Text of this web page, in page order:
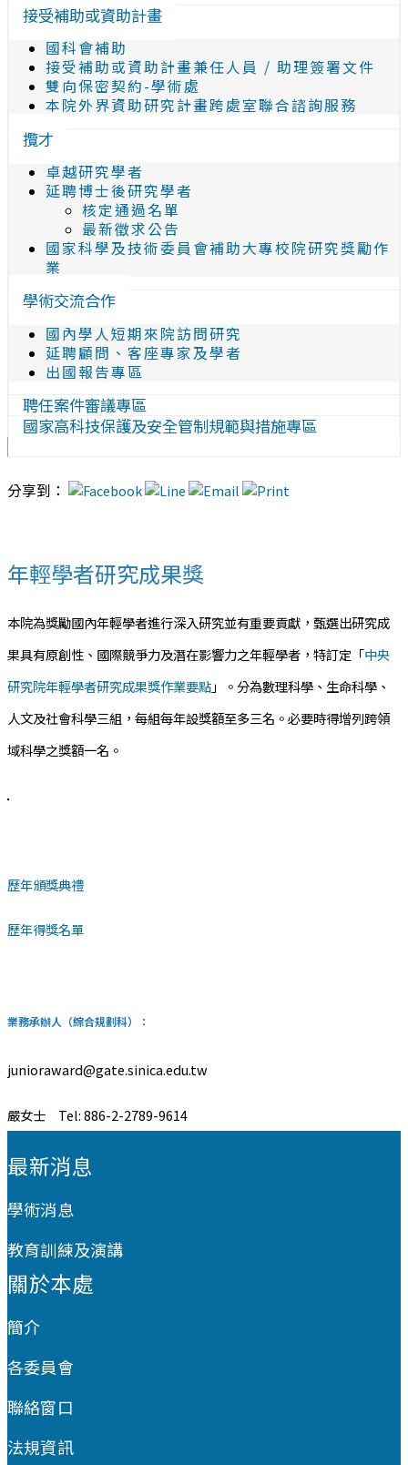
接受補助或資助計畫
國科會補助
接受補助或資助計畫兼任人員 / 助理簽署文件
雙向保密契約-學術處
本院外界資助研究計畫跨處室聯合諮詢服務
攬才
卓越研究學者
延聘博士後研究學者
核定通過名單
最新徵求公告
國家科學及技術委員會補助大專校院研究獎勵作
業
學術交流合作
國內學人短期來院訪問研究
延聘顧問、客座專家及學者
出國報告專區
聘任案件審議專區
國家高科技保護及安全管制規範與措施專區
分享到：
年輕學者研究成果獎
本院為獎勵國內年輕學者進行深入研究並有重要貢獻，甄選出研究成
果具有原創性、國際競爭力及潛在影響力之年輕學者，特訂定「中央
研究院年輕學者研究成果獎作業要點」。分為數理科學、生命科學、
人文及社會科學三組，每組每年設獎額至多三名。必要時得增列跨領
域科學之獎額一名。
歷年頒獎典禮
歷年得獎名單
業務承辦人（綜合規劃科）：
junioraward@gate.sinica.edu.tw
嚴女士 Tel: 886-2-2789-9614
最新消息
學術消息
教育訓練及演講
關於本處
簡介
各委員會
聯絡窗口
法規資訊